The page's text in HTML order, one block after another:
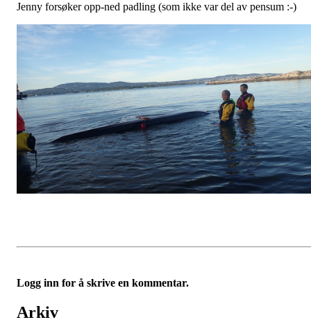
Jenny forsøker opp-ned padling (som ikke var del av pensum :-)
Logg inn for å skrive en kommentar.
Arkiv